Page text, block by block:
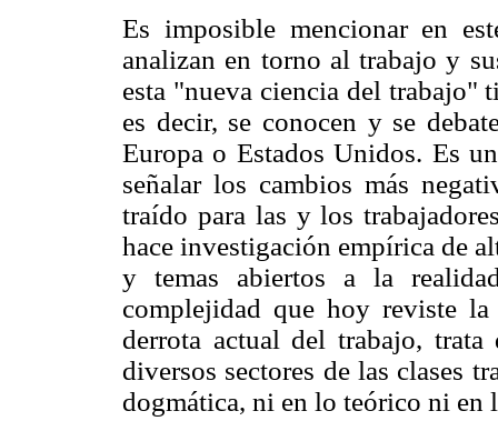
Es imposible mencionar en
analizan en torno al trabajo y
esta "nueva ciencia del trabajo"
es decir, se conocen y se
Europa o Estados Unidos. Es
señalar los cambios más
traído para las y los
hace investigación empírica de
y temas abiertos a la
complejidad que hoy reviste
derrota actual del trabajo,
diversos sectores de las clases
dogmática, ni en lo teórico ni en